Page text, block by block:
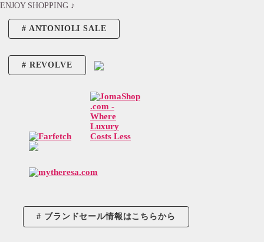
ENJOY SHOPPING ♪
ANTONIOLI SALE
REVOLVE
ブランドセール情報はこちらから